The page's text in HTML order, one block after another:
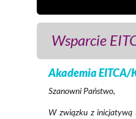
Wsparcie
Akademia EITCA/
Szanowni Państwo,
W związku z inicjatywą